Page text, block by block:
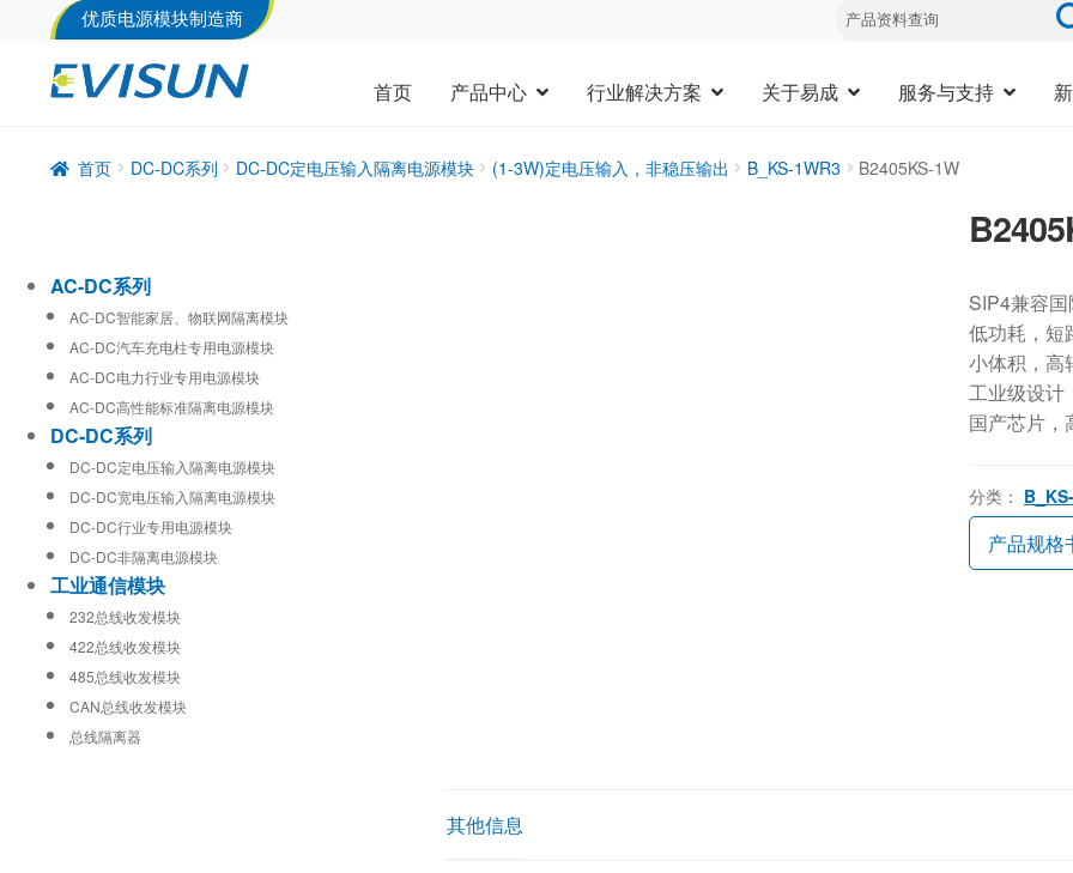
优质电源模块制造商
首页 产品中心 行业解决方案 关于易成 服务与支持
首页 DC-DC系列 DC-DC定电压输入隔离电源模块 (1-3W)定电压输入，非稳压输出 B_KS-1WR3 B2405KS-1W
SIP4兼容
低功耗，短
小体积，高
工业级设计
国产芯片，
分类：
产品规格
其他信息
AC-DC系列
AC-DC智能家居、物联网隔离模块
AC-DC汽车充电柱专用电源模块
AC-DC电力行业专用电源模块
AC-DC高性能标准隔离电源模块
DC-DC系列
DC-DC定电压输入隔离电源模块
DC-DC宽电压输入隔离电源模块
DC-DC行业专用电源模块
DC-DC非隔离电源模块
工业通信模块
232总线收发模块
422总线收发模块
485总线收发模块
CAN总线收发模块
总线隔离器